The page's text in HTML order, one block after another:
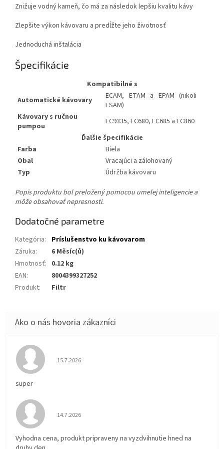
Znižuje vodný kameň, čo má za následok lepšiu kvalitu kávy
Zlepšite výkon kávovaru a predĺžte jeho životnosť
Jednoduchá inštalácia
Špecifikácie
Kompatibilné s
Automatické kávovary
ECAM, ETAM a EPAM (nikoli
ESAM)
Kávovary s ručnou
pumpou
EC9335, EC680, EC685 a EC860
Ďalšie špecifikácie
Farba
Biela
Obal
Vracajúci a zálohovaný
Typ
Údržba kávovaru
Popis produktu bol preložený pomocou umelej inteligencie a
môže obsahovať nepresnosti.
Dodatočné parametre
Kategória:
Príslušenstvo ku kávovarom
Záruka:
6 Měsíc(ů)
Hmotnosť: 0.12 kg
EAN:
8004399327252
Produkt: Filtr
Hodnotenie obchodu je 5 z 5 hviezdičiek.
15.7.2026
super
Hodnotenie obchodu je 5 z 5 hviezdičiek.
14.7.2026
Vyhodna cena, produkt pripraveny na vyzdvihnutie hned na